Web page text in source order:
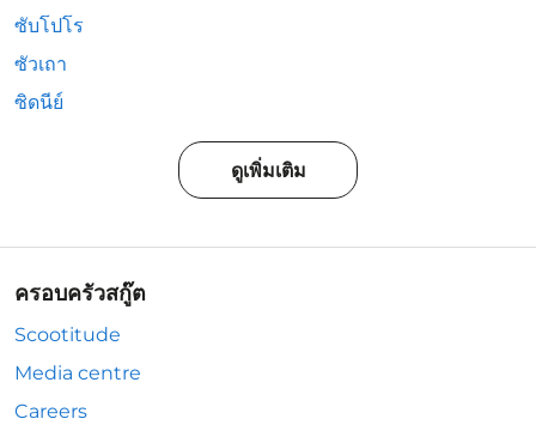
ซับโปโร
ซัวเถา
ซิดนีย์
ดูเพิ่มเติม
ครอบครัวสกู๊ต
Scootitude
Media centre
Careers